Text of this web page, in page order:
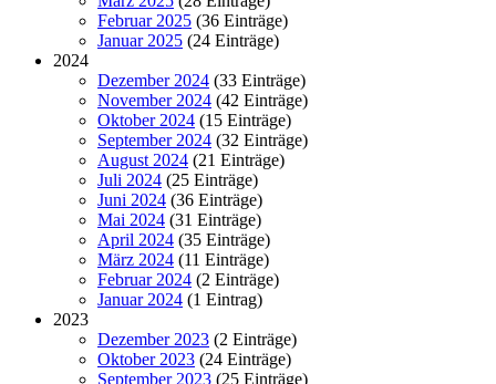
Februar 2025 (36 Einträge)
Januar 2025 (24 Einträge)
2024
Dezember 2024 (33 Einträge)
November 2024 (42 Einträge)
Oktober 2024 (15 Einträge)
September 2024 (32 Einträge)
August 2024 (21 Einträge)
Juli 2024 (25 Einträge)
Juni 2024 (36 Einträge)
Mai 2024 (31 Einträge)
April 2024 (35 Einträge)
März 2024 (11 Einträge)
Februar 2024 (2 Einträge)
Januar 2024 (1 Eintrag)
2023
Dezember 2023 (2 Einträge)
Oktober 2023 (24 Einträge)
September 2023 (25 Einträge)